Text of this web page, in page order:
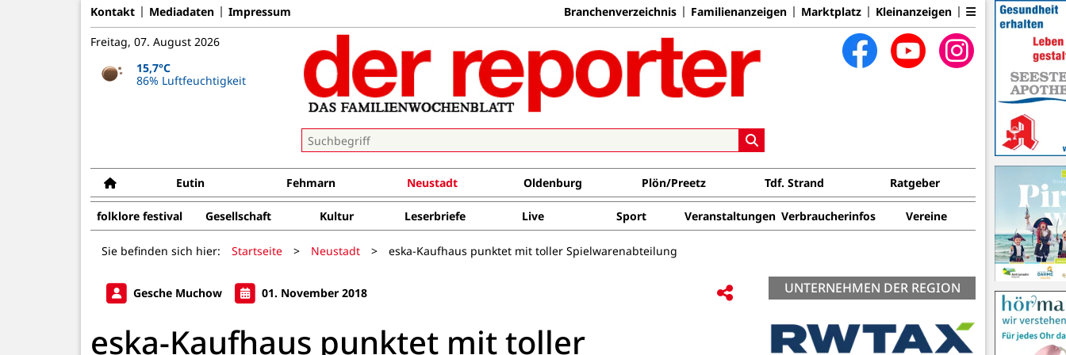
Kontakt Mediadaten Impressum Branchenverzeichnis Familienanzeigen Marktplatz Kleinanzeigen
Freitag, 07. August 2026
15,7°C
86% Luftfeuchtigkeit
Eutin Fehmarn Neustadt Oldenburg Plön/Preetz Tdf. Strand Ratgeber
folklore festival Gesellschaft Kultur Leserbriefe Live Sport Veranstaltungen Verbraucherinfos Vereine
Sie befinden sich hier: Startseite > Neustadt > eska-Kaufhaus punktet mit toller Spielwarenabteilung
Gesche Muchow 01. November 2018
eska-Kaufhaus punktet mit toller
UNTERNEHMEN DER REGION